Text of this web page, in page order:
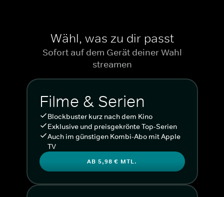
Wähl, was zu dir passt
Sofort auf dem Gerät deiner Wahl
streamen
Filme & Serien
Blockbuster kurz nach dem Kino
Exklusive und preisgekrönte Top-Serien
Auch im günstigen Kombi-Abo mit Apple
TV
AB 5,98 € MTL.